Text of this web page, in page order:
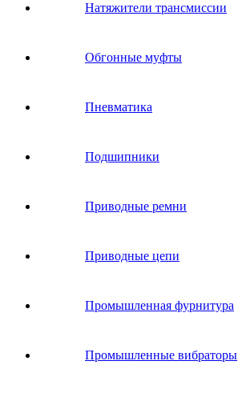
Натяжители трансмиссии
Обгонные муфты
Пневматика
Подшипники
Приводные ремни
Приводные цепи
Промышленная фурнитура
Промышленные вибраторы